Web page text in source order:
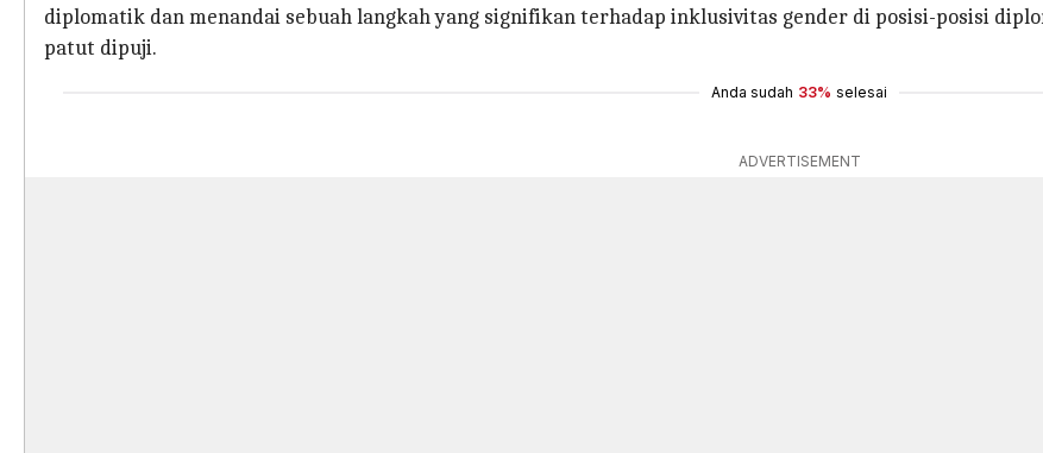
diplomatik dan menandai sebuah langkah yang signifikan terhadap inklusivitas gender di posisi-posisi
patut dipuji.
Anda sudah 33% selesai
ADVERTISEMENT